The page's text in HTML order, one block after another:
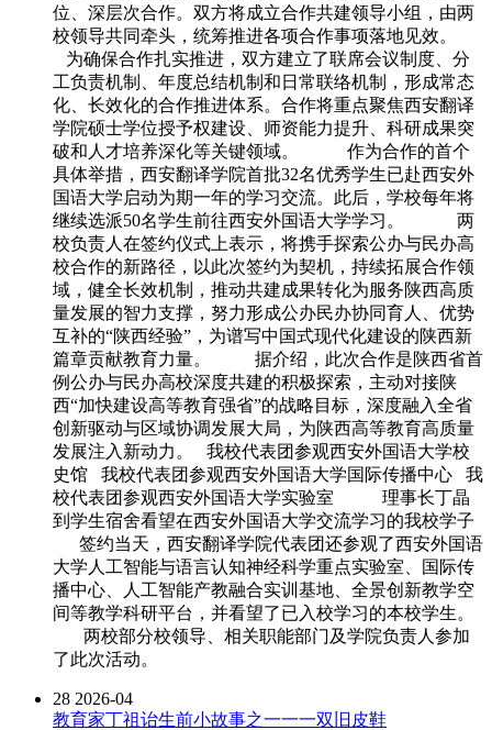
位、深层次合作。双方将成立合作共建领导小组，由两
校领导共同牵头，统筹推进各项合作事项落地见效。
为确保合作扎实推进，双方建立了联席会议制度、分
工负责机制、年度总结机制和日常联络机制，形成常态
化、长效化的合作推进体系。合作将重点聚焦西安翻译
学院硕士学位授予权建设、师资能力提升、科研成果突
破和人才培养深化等关键领域。 作为合作的首个
具体举措，西安翻译学院首批32名优秀学生已赴西安外
国语大学启动为期一年的学习交流。此后，学校每年将
继续选派50名学生前往西安外国语大学学习。 两
校负责人在签约仪式上表示，将携手探索公办与民办高
校合作的新路径，以此次签约为契机，持续拓展合作领
域，健全长效机制，推动共建成果转化为服务陕西高质
量发展的智力支撑，努力形成公办民办协同育人、优势
互补的“陕西经验”，为谱写中国式现代化建设的陕西新
篇章贡献教育力量。 据介绍，此次合作是陕西省首
例公办与民办高校深度共建的积极探索，主动对接陕
西“加快建设高等教育强省”的战略目标，深度融入全省
创新驱动与区域协调发展大局，为陕西高等教育高质量
发展注入新动力。 我校代表团参观西安外国语大学校
史馆 我校代表团参观西安外国语大学国际传播中心 我
校代表团参观西安外国语大学实验室 理事长丁晶
到学生宿舍看望在西安外国语大学交流学习的我校学子
签约当天，西安翻译学院代表团还参观了西安外国语
大学人工智能与语言认知神经科学重点实验室、国际传
播中心、人工智能产教融合实训基地、全景创新教学空
间等教学科研平台，并看望了已入校学习的本校学生。
两校部分校领导、相关职能部门及学院负责人参加
了此次活动。
28 2026-04
教育家丁祖诒生前小故事之一一一双旧皮鞋